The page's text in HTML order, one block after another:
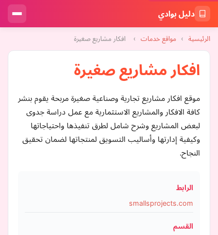
دليل بوادي
الرئيسية › مواقع خدمات › افكار مشاريع صغيرة
افكار مشاريع صغيرة
موقع افكار مشاريع تجارية وصناعية صغيرة مربحة يقوم بنشر
كافة الافكار والمشاريع الاستثمارية مع عمل دراسة جدوى
لبعض المشاريع وشرح شامل لطرق تنفيذها واحتياجاتها
وكيفية إدارتها وأساليب التسويق لمنتجاتها لضمان تحقيق
النجاح.
الرابط
smallsprojects.com
القسم